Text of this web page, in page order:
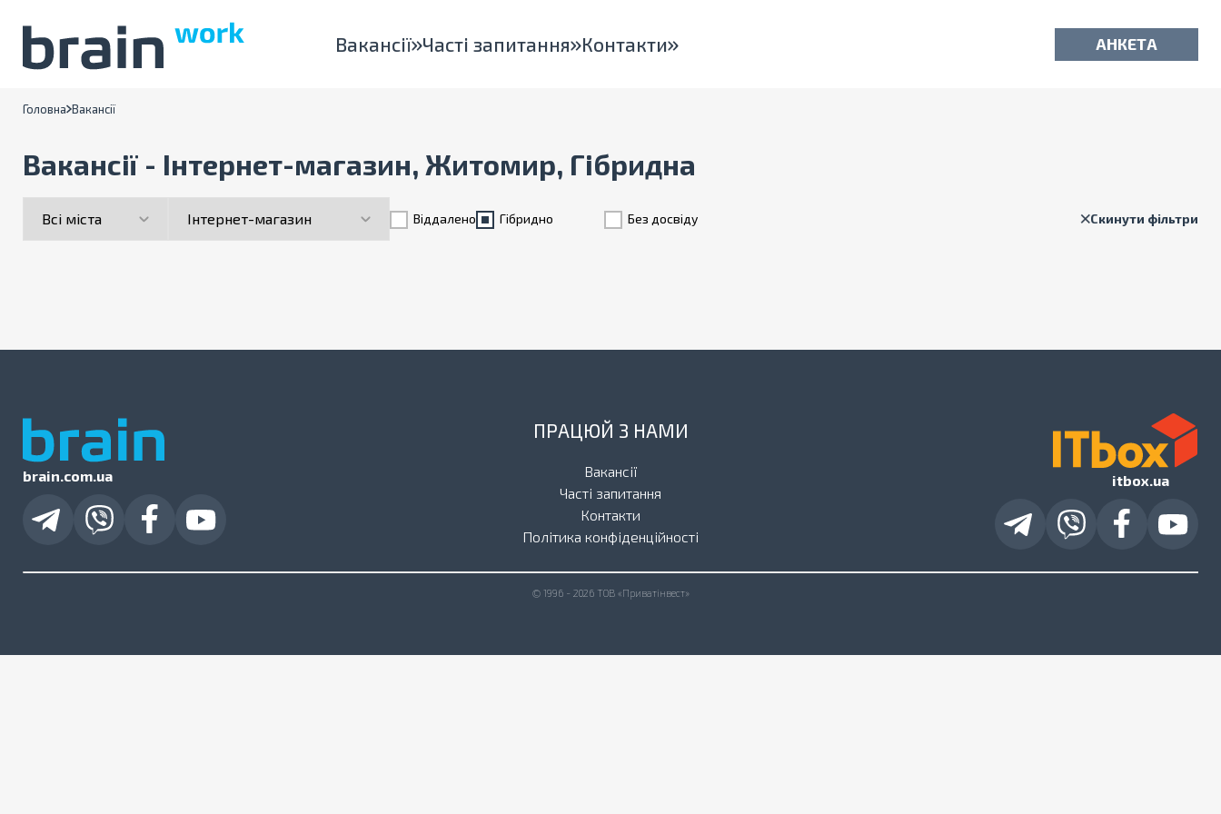
Вакансії Часті запитання Контакти АНКЕТА
Головна Вакансії
Вакансії - Інтернет-магазин, Житомир, Гібридна
Віддалено Гiбридно Без досвіду Скинути фільтри
brain.com.ua
ПРАЦЮЙ З НАМИ
Вакансії
Часті запитання
Контакти
Політика конфіденційності
itbox.ua
© 1996 - 2026 ТОВ «Приватінвест»